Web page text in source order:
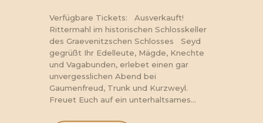
Verfügbare Tickets: Ausverkauft!
Rittermahl im historischen Schlosskeller
des Graevenitzschen Schlosses Seyd
gegrüßt Ihr Edelleute, Mägde, Knechte
und Vagabunden, erlebet einen gar
unvergesslichen Abend bei
Gaumenfreud, Trunk und Kurzweyl.
Freuet Euch auf ein unterhaltsames…